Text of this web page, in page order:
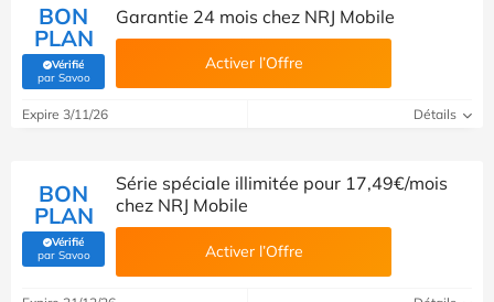
BON
PLAN
Vérifié
par Savoo(Vérifié par Savoo)
Garantie 24 mois chez NRJ Mobile
Activer l’Offre
Expire 3/11/26 Détails
BON
PLAN
Vérifié
par Savoo(Vérifié par Savoo)
Série spéciale illimitée pour 17,49€/mois
chez NRJ Mobile
Activer l’Offre